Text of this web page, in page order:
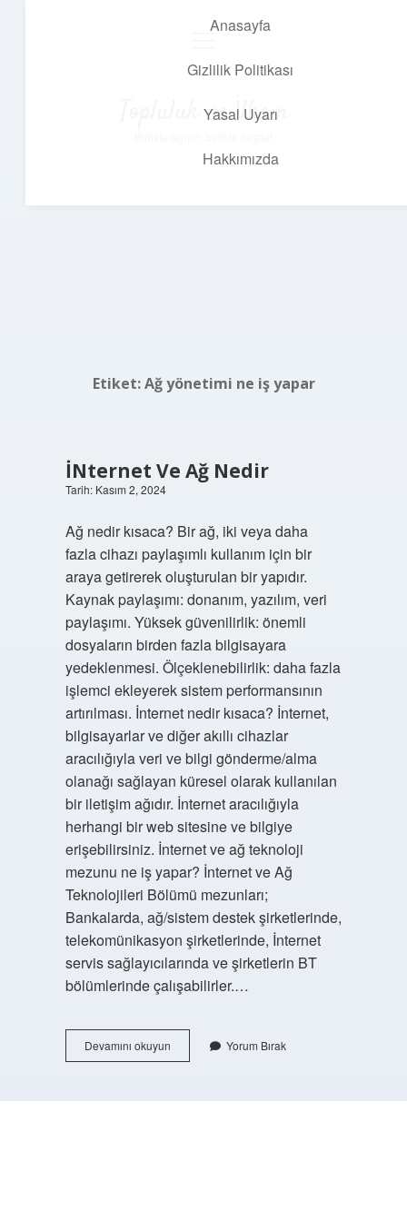
Anasayfa
Gizlilik Politikası
Yasal Uyarı
Hakkımızda
Topluluk ve İlham
Etiket:Ağ yönetimi ne iş yapar
İNternet Ve Ağ Nedir
Tarih: Kasım 2, 2024
Ağ nedir kısaca? Bir ağ, iki veya daha
fazla cihazı paylaşımlı kullanım için bir
araya getirerek oluşturulan bir yapıdır.
Kaynak paylaşımı: donanım, yazılım, veri
paylaşımı. Yüksek güvenilirlik: önemli
dosyaların birden fazla bilgisayara
yedeklenmesi. Ölçeklenebilirlik: daha fazla
işlemci ekleyerek sistem performansının
artırılması. İnternet nedir kısaca? İnternet,
bilgisayarlar ve diğer akıllı cihazlar
aracılığıyla veri ve bilgi gönderme/alma
olanağı sağlayan küresel olarak kullanılan
bir iletişim ağıdır. İnternet aracılığıyla
herhangi bir web sitesine ve bilgiye
erişebilirsiniz. İnternet ve ağ teknoloji
mezunu ne iş yapar? İnternet ve Ağ
Teknolojileri Bölümü mezunları;
Bankalarda, ağ/sistem destek şirketlerinde,
telekomünikasyon şirketlerinde, İnternet
servis sağlayıcılarında ve şirketlerin BT
bölümlerinde çalışabilirler.…
Devamını okuyunİNternet
Ve
Yorum Bırak